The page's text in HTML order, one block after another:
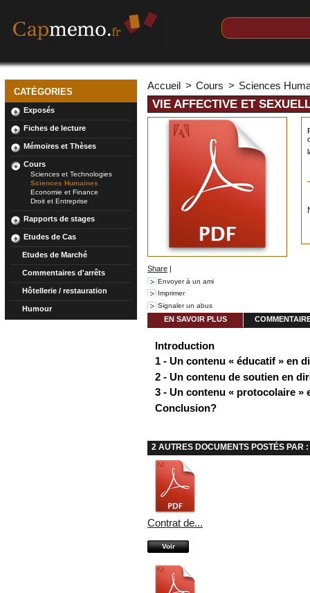
CATÉGORIES
Exposés
Fiches de lecture
Mémoires et Thèses
Cours
Sciences et Technologies
Sciences Humaines
Economie et Finance
Droit et Entreprise
Rapports de stages
Etudes de Cas
Etudes de Marché
Commentaires d'arrêts
Hôtellerie / restauration
Humour
Accueil > Cours > Sciences
VIE AFFECTIVE ET
Share |
Envoyer à un ami
Imprimer
Signaler un abus
EN SAVOIR PLUS
Introduction
1 - Un contenu « éducatif » en
2 - Un contenu de soutien en
3 - Un contenu « protocolaire »
Conclusion?
2 AUTRES DOCUMENTS POSTÉS PAR
Contrat de...
Voir